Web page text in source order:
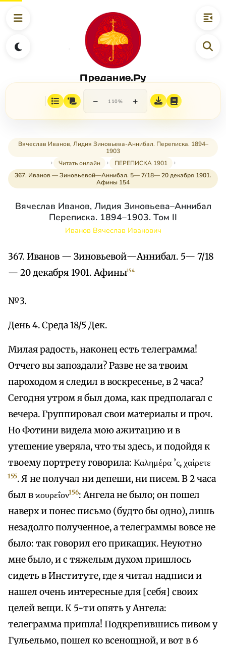
Предание.Ру
− 110% +
Вячеслав Иванов, Лидия Зиновьева-Аннибал. Переписка. 1894–
1903
Читать онлайн
ПЕРЕПИСКА 1901
367. Иванов — Зиновьевой—Аннибал. 5— 7/18— 20 декабря 1901.
Афины 154
Вячеслав Иванов, Лидия Зиновьева–Аннибал
Переписка. 1894–1903. Том II
Иванов Вячеслав Иванович
367. Иванов — Зиновьевой—Аннибал. 5— 7/18
— 20 декабря 1901. Афины154
№3.
День 4. Среда 18/5 Дек.
Милая радость, наконец есть телеграмма!
Отчего вы запоздали? Разве не за твоим
пароходом я следил в воскресенье, в 2 часа?
Сегодня утром я был дома, как предполагал с
вечера. Группировал свои материалы и проч.
Но Фотини видела мою ажитацию и в
утешение уверяла, что ты здесь, и подойдя к
твоему портрету говорила: Καλημέρα ’ς, χαίρετε
155. Я не получал ни депеши, ни писем. В 2 часа
был в ϰουρεΐον156: Ангела не было; он пошел
наверх и понес письмо (будто бы одно), лишь
незадолго полученное, а телеграммы вовсе не
было: так говорил его прикащик. Неуютно
мне было, и с тяжелым духом пришлось
сидеть в Институте, где я читал надписи и
нашел очень интересные для [себя] своих
целей вещи. К 5-ти опять у Ангела:
телеграмма пришла! Подкрепившись пивом у
Гульельмо, пошел ко всенощной, и вот в 6